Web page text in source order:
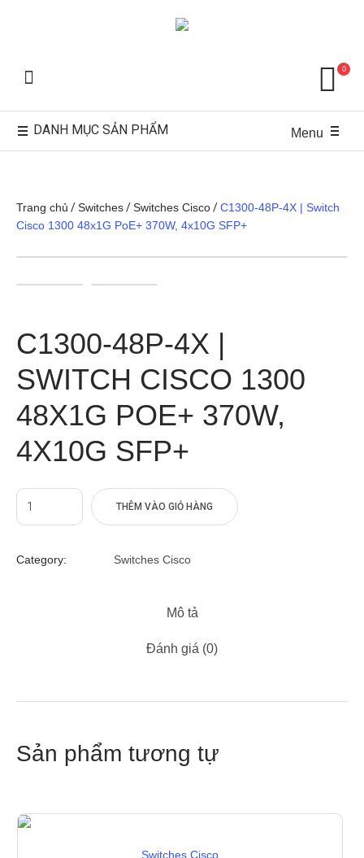
0
DANH MỤC SẢN PHẨM Menu
Trang chủ /Switches/Switches Cisco/C1300-48P-4X | Switch
Cisco 1300 48x1G PoE+ 370W, 4x10G SFP+
C1300-48P-4X |
SWITCH CISCO 1300
48X1G POE+ 370W,
4X10G SFP+
THÊM VÀO GIỎ HÀNG
Category: Switches Cisco
Mô tả
Đánh giá (0)
Sản phẩm tương tự
Switches Cisco